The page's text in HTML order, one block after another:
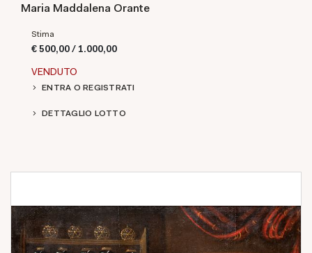
Maria Maddalena Orante
Stima
€ 500,00 / 1.000,00
VENDUTO
ENTRA O REGISTRATI
DETTAGLIO LOTTO